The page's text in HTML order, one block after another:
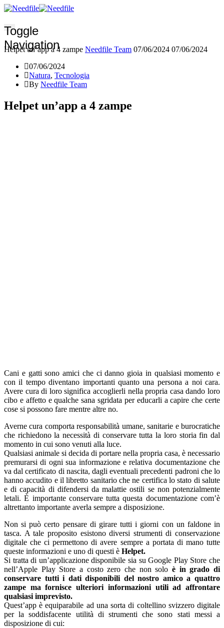
Toggle
Navigation
Helpet un’app a 4 zampe Needfile Team 07/06/2024 07/06/2024
07/06/2024
Natura, Tecnologia
By Needfile Team
Helpet un’app a 4 zampe
Cani e gatti sono amici che ci danno gioia in qualsiasi momento e
con il tempo diventano importanti quanto una persona a noi cara.
Avere cura di loro significa accoglierli nella propria casa dando loro
cibo e affetto e qualche sana sgridata per educarli a capire che certe
cose si possono fare mentre altre no.
Averne cura comporta responsabilità umane, sanitarie e burocratiche
che richiedono la necessità di conservare tutta la loro storia fin dal
momento in cui sono venuti alla luce.
Qualsiasi animale si decida di portare nella propria casa, è necessario
premurarsi di ogni sua informazione e relativa documentazione che
va dal certificato di nascita, dagli eventuali precedenti padroni che lo
hanno accudito e il libretto sanitario che ne certifica lo stato di salute
e di capacità di difendersi da malattie ostili se non potenzialmente
letali. È importante conservare tutta questa documentazione com’è
altrettanto importante averla sempre a disposizione.
Non si può certo pensare di girare tutti i giorni con un faldone in
tasca. A tale proposito esistono diversi strumenti di conservazione
digitale che ci permettono di avere sempre a portata di mano tutte
queste informazioni e uno di questi è Helpet.
Si tratta di un’applicazione disponibile sia su Google Play Store che
nell’Apple Play Store a costo zero che non solo è in grado di
conservare tutti i dati disponibili del nostro amico a quattro
zampe ma fornisce ulteriori informazioni utili ad affrontare
qualsiasi imprevisto.
Quest’app è equiparabile ad una sorta di coltellino svizzero digitale
per la soddisfacente utilità di strumenti che sono stati messi a
disposizione di cui: